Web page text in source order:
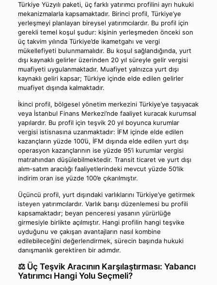
Türkiye Yüzyılı paketi, üç farklı yatırımcı profilini ayrı hukuki
mekanizmalarla kapsamaktadır. Birinci profil, Türkiye’ye
yerleşmeyi planlayan bireysel yatırımcılardır. Bu profil için
gerekli temel koşul şudur: kişinin yerleşmeden önceki son
üç takvim yılında Türkiye’de ikametgahı ve vergi
mükellefiyeti bulunmamalıdır. Bu koşul sağlandığında, yurt
dışı kaynaklı gelirler üzerinden 20 yıl süreyle gelir vergisi
muafiyeti uygulanmaktadır. Muafiyet yalnızca yurt dışı
kaynaklı geliri kapsar; Türkiye içinde elde edilen gelirler
muafiyet dışında kalmaktadır.
İkinci profil, bölgesel yönetim merkezini Türkiye’ye taşıyacak
veya İstanbul Finans Merkezi’nde faaliyet kuracak kurumsal
yapılardır. Bu profil için teşvik 20 yıl boyunca kurumlar
vergisi istisnasına uzanmaktadır: İFM içinde elde edilen
kazançların yüzde 100’ü, İFM dışında elde edilen yurt dışı
operasyon kazançlarının ise yüzde 95’i kurumlar vergisi
matrahından düşülebilmektedir. Transit ticaret ve yurt dışı
alım-satım aracılığı faaliyetlerindeki mevcut yüzde 50’lik
indirim oran ise yüzde 100’e çıkarılmıştır.
Üçüncü profil, yurt dışındaki varlıklarını Türkiye’ye getirmek
isteyen yatırımcılardır. Varlık barışı düzenlemesi bu profili
kapsamaktadır; beyan penceresi yasanın yürürlüğe
girmesiyle birlikte açılmıştır. Hangi profilin hangi teşvike
uyduğunu ve çakışan avantajların nasıl kombine
edilebileceğini değerlendirmek, sürecin başında hukuki
danışmanlık gerektiren bir adımdır.
⚖️ Üç Teşvik Aracının Karşılaştırması: Yabancı
Yatırımcı Hangi Yolu Seçmeli?